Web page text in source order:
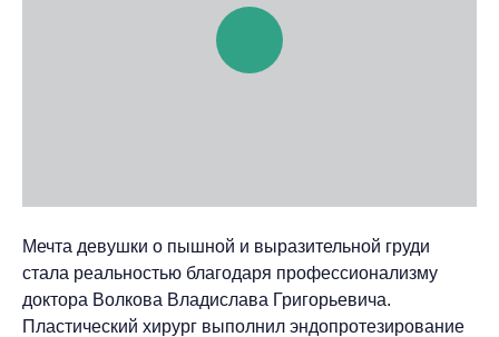
Мечта девушки о пышной и выразительной груди
стала реальностью благодаря профессионализму
доктора Волкова Владислава Григорьевича.
Пластический хирург выполнил эндопротезирование